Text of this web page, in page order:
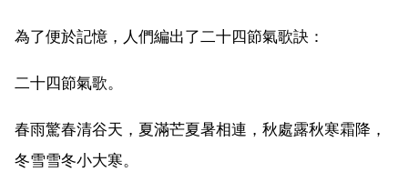
為了便於記憶，人們編出了二十四節氣歌訣：
二十四節氣歌。
春雨驚春清谷天，夏滿芒夏暑相連，秋處露秋寒霜降，
冬雪雪冬小大寒。